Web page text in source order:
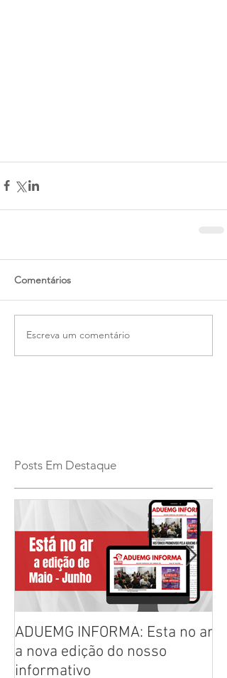
Comentários
Escreva um comentário
Posts Em Destaque
ADUEMG INFORMA: Esta no ar
a nova edição do nosso
informativo